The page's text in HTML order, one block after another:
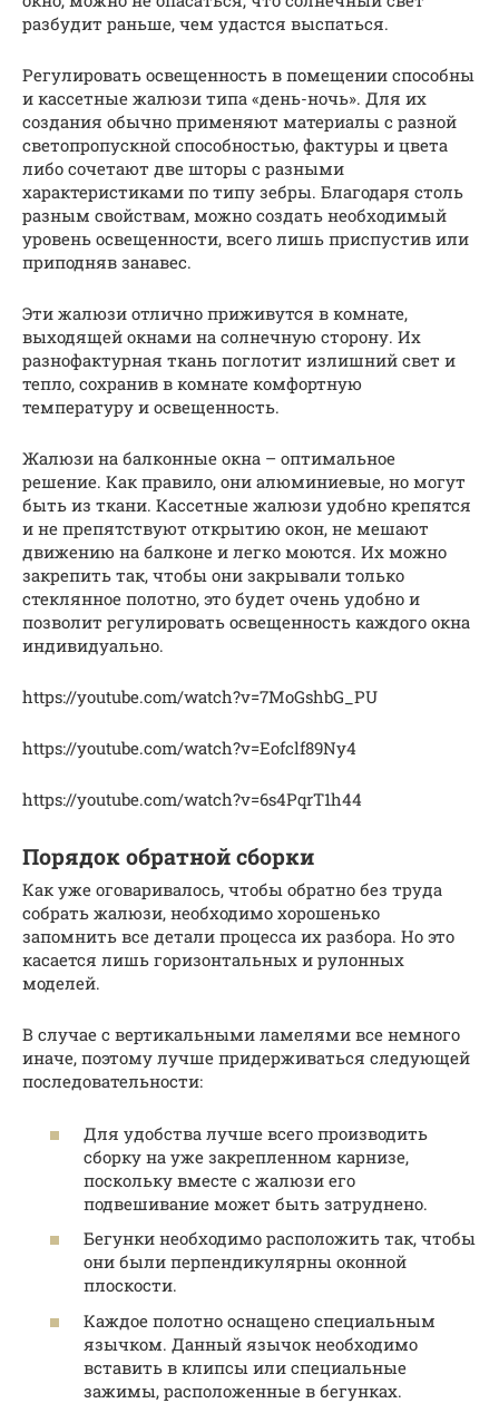
разбудит раньше, чем удастся выспаться.
Регулировать освещенность в помещении способны
и кассетные жалюзи типа «день-ночь». Для их
создания обычно применяют материалы с разной
светопропускной способностью, фактуры и цвета
либо сочетают две шторы с разными
характеристиками по типу зебры. Благодаря столь
разным свойствам, можно создать необходимый
уровень освещенности, всего лишь приспустив или
приподняв занавес.
Эти жалюзи отлично приживутся в комнате,
выходящей окнами на солнечную сторону. Их
разнофактурная ткань поглотит излишний свет и
тепло, сохранив в комнате комфортную
температуру и освещенность.
Жалюзи на балконные окна – оптимальное
решение. Как правило, они алюминиевые, но могут
быть из ткани. Кассетные жалюзи удобно крепятся
и не препятствуют открытию окон, не мешают
движению на балконе и легко моются. Их можно
закрепить так, чтобы они закрывали только
стеклянное полотно, это будет очень удобно и
позволит регулировать освещенность каждого окна
индивидуально.
https://youtube.com/watch?v=7MoGshbG_PU
https://youtube.com/watch?v=Eofclf89Ny4
https://youtube.com/watch?v=6s4PqrT1h44
Порядок обратной сборки
Как уже оговаривалось, чтобы обратно без труда
собрать жалюзи, необходимо хорошенько
запомнить все детали процесса их разбора. Но это
касается лишь горизонтальных и рулонных
моделей.
В случае с вертикальными ламелями все немного
иначе, поэтому лучше придерживаться следующей
последовательности:
Для удобства лучше всего производить
сборку на уже закрепленном карнизе,
поскольку вместе с жалюзи его
подвешивание может быть затруднено.
Бегунки необходимо расположить так, чтобы
они были перпендикулярны оконной
плоскости.
Каждое полотно оснащено специальным
язычком. Данный язычок необходимо
вставить в клипсы или специальные
зажимы, расположенные в бегунках.